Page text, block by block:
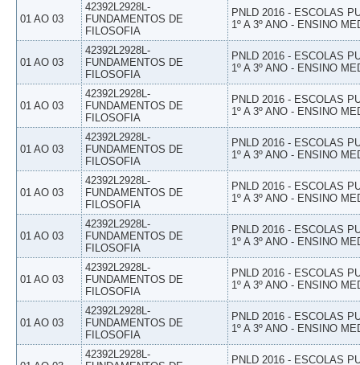
01 AO 03
42392L2928L-
FUNDAMENTOS DE
FILOSOFIA
PNLD 2016 - ESCOLAS
1º A 3º ANO - ENSINO
01 AO 03
42392L2928L-
FUNDAMENTOS DE
FILOSOFIA
PNLD 2016 - ESCOLAS
1º A 3º ANO - ENSINO
01 AO 03
42392L2928L-
FUNDAMENTOS DE
FILOSOFIA
PNLD 2016 - ESCOLAS
1º A 3º ANO - ENSINO
01 AO 03
42392L2928L-
FUNDAMENTOS DE
FILOSOFIA
PNLD 2016 - ESCOLAS
1º A 3º ANO - ENSINO
01 AO 03
42392L2928L-
FUNDAMENTOS DE
FILOSOFIA
PNLD 2016 - ESCOLAS
1º A 3º ANO - ENSINO
01 AO 03
42392L2928L-
FUNDAMENTOS DE
FILOSOFIA
PNLD 2016 - ESCOLAS
1º A 3º ANO - ENSINO
01 AO 03
42392L2928L-
FUNDAMENTOS DE
FILOSOFIA
PNLD 2016 - ESCOLAS
1º A 3º ANO - ENSINO
01 AO 03
42392L2928L-
FUNDAMENTOS DE
FILOSOFIA
PNLD 2016 - ESCOLAS
1º A 3º ANO - ENSINO
42392L2928L-
PNLD 2016 - ESCOLAS